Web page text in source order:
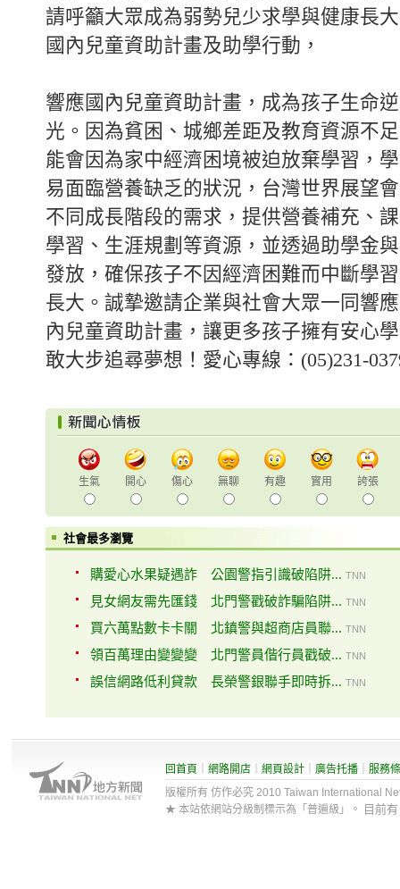
請呼籲大眾成為弱勢兒少求學與健康長
國內兒童資助計畫及助學行動，
響應國內兒童資助計畫，成為孩子生命
光。因為貧困、城鄉差距及教育資源不
能會因為家中經濟困境被迫放棄學習，
易面臨營養缺乏的狀況，台灣世界展望
不同成長階段的需求，提供營養補充、
學習、生涯規劃等資源，並透過助學金
發放，確保孩子不因經濟困難而中斷學
長大。誠摯邀請企業與社會大眾一同響
內兒童資助計畫，讓更多孩子擁有安心
敢大步追尋夢想！愛心專線：(05)231-
生氣 開心 傷心 無聊 有趣 實用 誇張
社會最多瀏覽
購愛心水果疑遇詐 公園警指引識破陷阱... TNN
見女網友需先匯錢 北門警戳破詐騙陷阱... TNN
買六萬點數卡卡關 北鎮警與超商店員聯... TNN
領百萬理由變變變 北門警員偕行員戳破... TNN
誤信網路低利貸款 長榮警銀聯手即時拆... TNN
回首頁 網路開店 網頁設計 廣告托播
服務
版權所有 仿作必究 2010 Taiwan International
★ 本站依網站分級制標示為「普遍級」。
目前